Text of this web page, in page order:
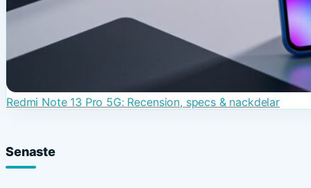
Redmi Note 13 Pro 5G: Recension, specs & nackdelar
Senaste